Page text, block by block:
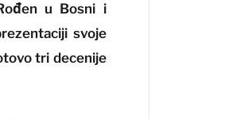
u Bosni i
svoje
tri decenije